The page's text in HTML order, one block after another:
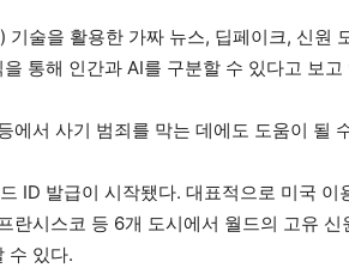
기술을 활용한 가짜 뉴스, 딥페이크, 신원
통해 인간과 AI를 구분할 수 있다고 보고
에서 사기 범죄를 막는 데에도 도움이 될
ID 발급이 시작됐다. 대표적으로 미국
란시스코 등 6개 도시에서 월드의 고유
수 있다.